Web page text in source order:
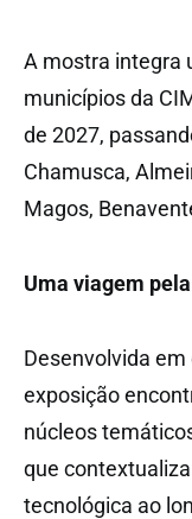
A mostra integra
municípios da
de 2027,
Chamusca,
Magos,
Uma viagem
Desenvolvida
exposição
núcleos
que
tecnológica ao